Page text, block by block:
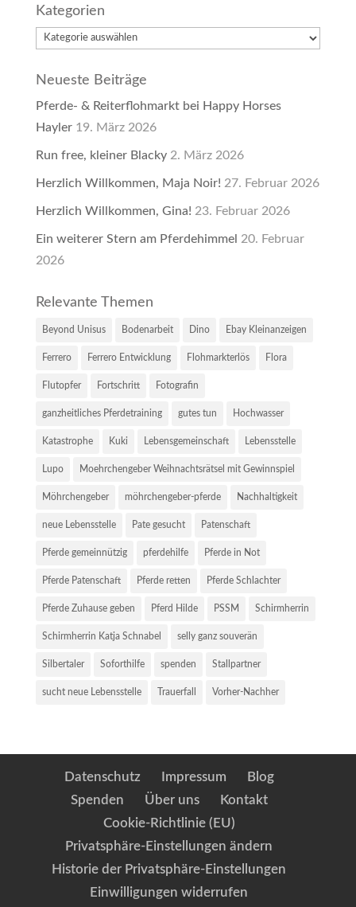
Kategorien
Kategorien
Neueste Beiträge
Pferde- & Reiterflohmarkt bei Happy Horses
Hayler 19. März 2026
Run free, kleiner Blacky 2. März 2026
Herzlich Willkommen, Maja Noir! 27. Februar 2026
Herzlich Willkommen, Gina! 23. Februar 2026
Ein weiterer Stern am Pferdehimmel 20. Februar
2026
Relevante Themen
Beyond Unisus Bodenarbeit Dino Ebay Kleinanzeigen
Ferrero Ferrero Entwicklung Flohmarkterlös Flora
Flutopfer Fortschritt Fotografin
ganzheitliches Pferdetraining gutes tun Hochwasser
Katastrophe Kuki Lebensgemeinschaft Lebensstelle
Lupo Moehrchengeber Weihnachtsrätsel mit Gewinnspiel
Möhrchengeber möhrchengeber-pferde Nachhaltigkeit
neue Lebensstelle Pate gesucht Patenschaft
Pferde gemeinnützig pferdehilfe Pferde in Not
Pferde Patenschaft Pferde retten Pferde Schlachter
Pferde Zuhause geben Pferd Hilde PSSM Schirmherrin
Schirmherrin Katja Schnabel selly ganz souverän
Silbertaler Soforthilfe spenden Stallpartner
sucht neue Lebensstelle Trauerfall Vorher-Nachher
Datenschutz Impressum
Blog
Spenden
Über uns
Kontakt
Cookie-Richtlinie (EU)
Privatsphäre-Einstellungen ändern
Historie der Privatsphäre-Einstellungen
Einwilligungen widerrufen